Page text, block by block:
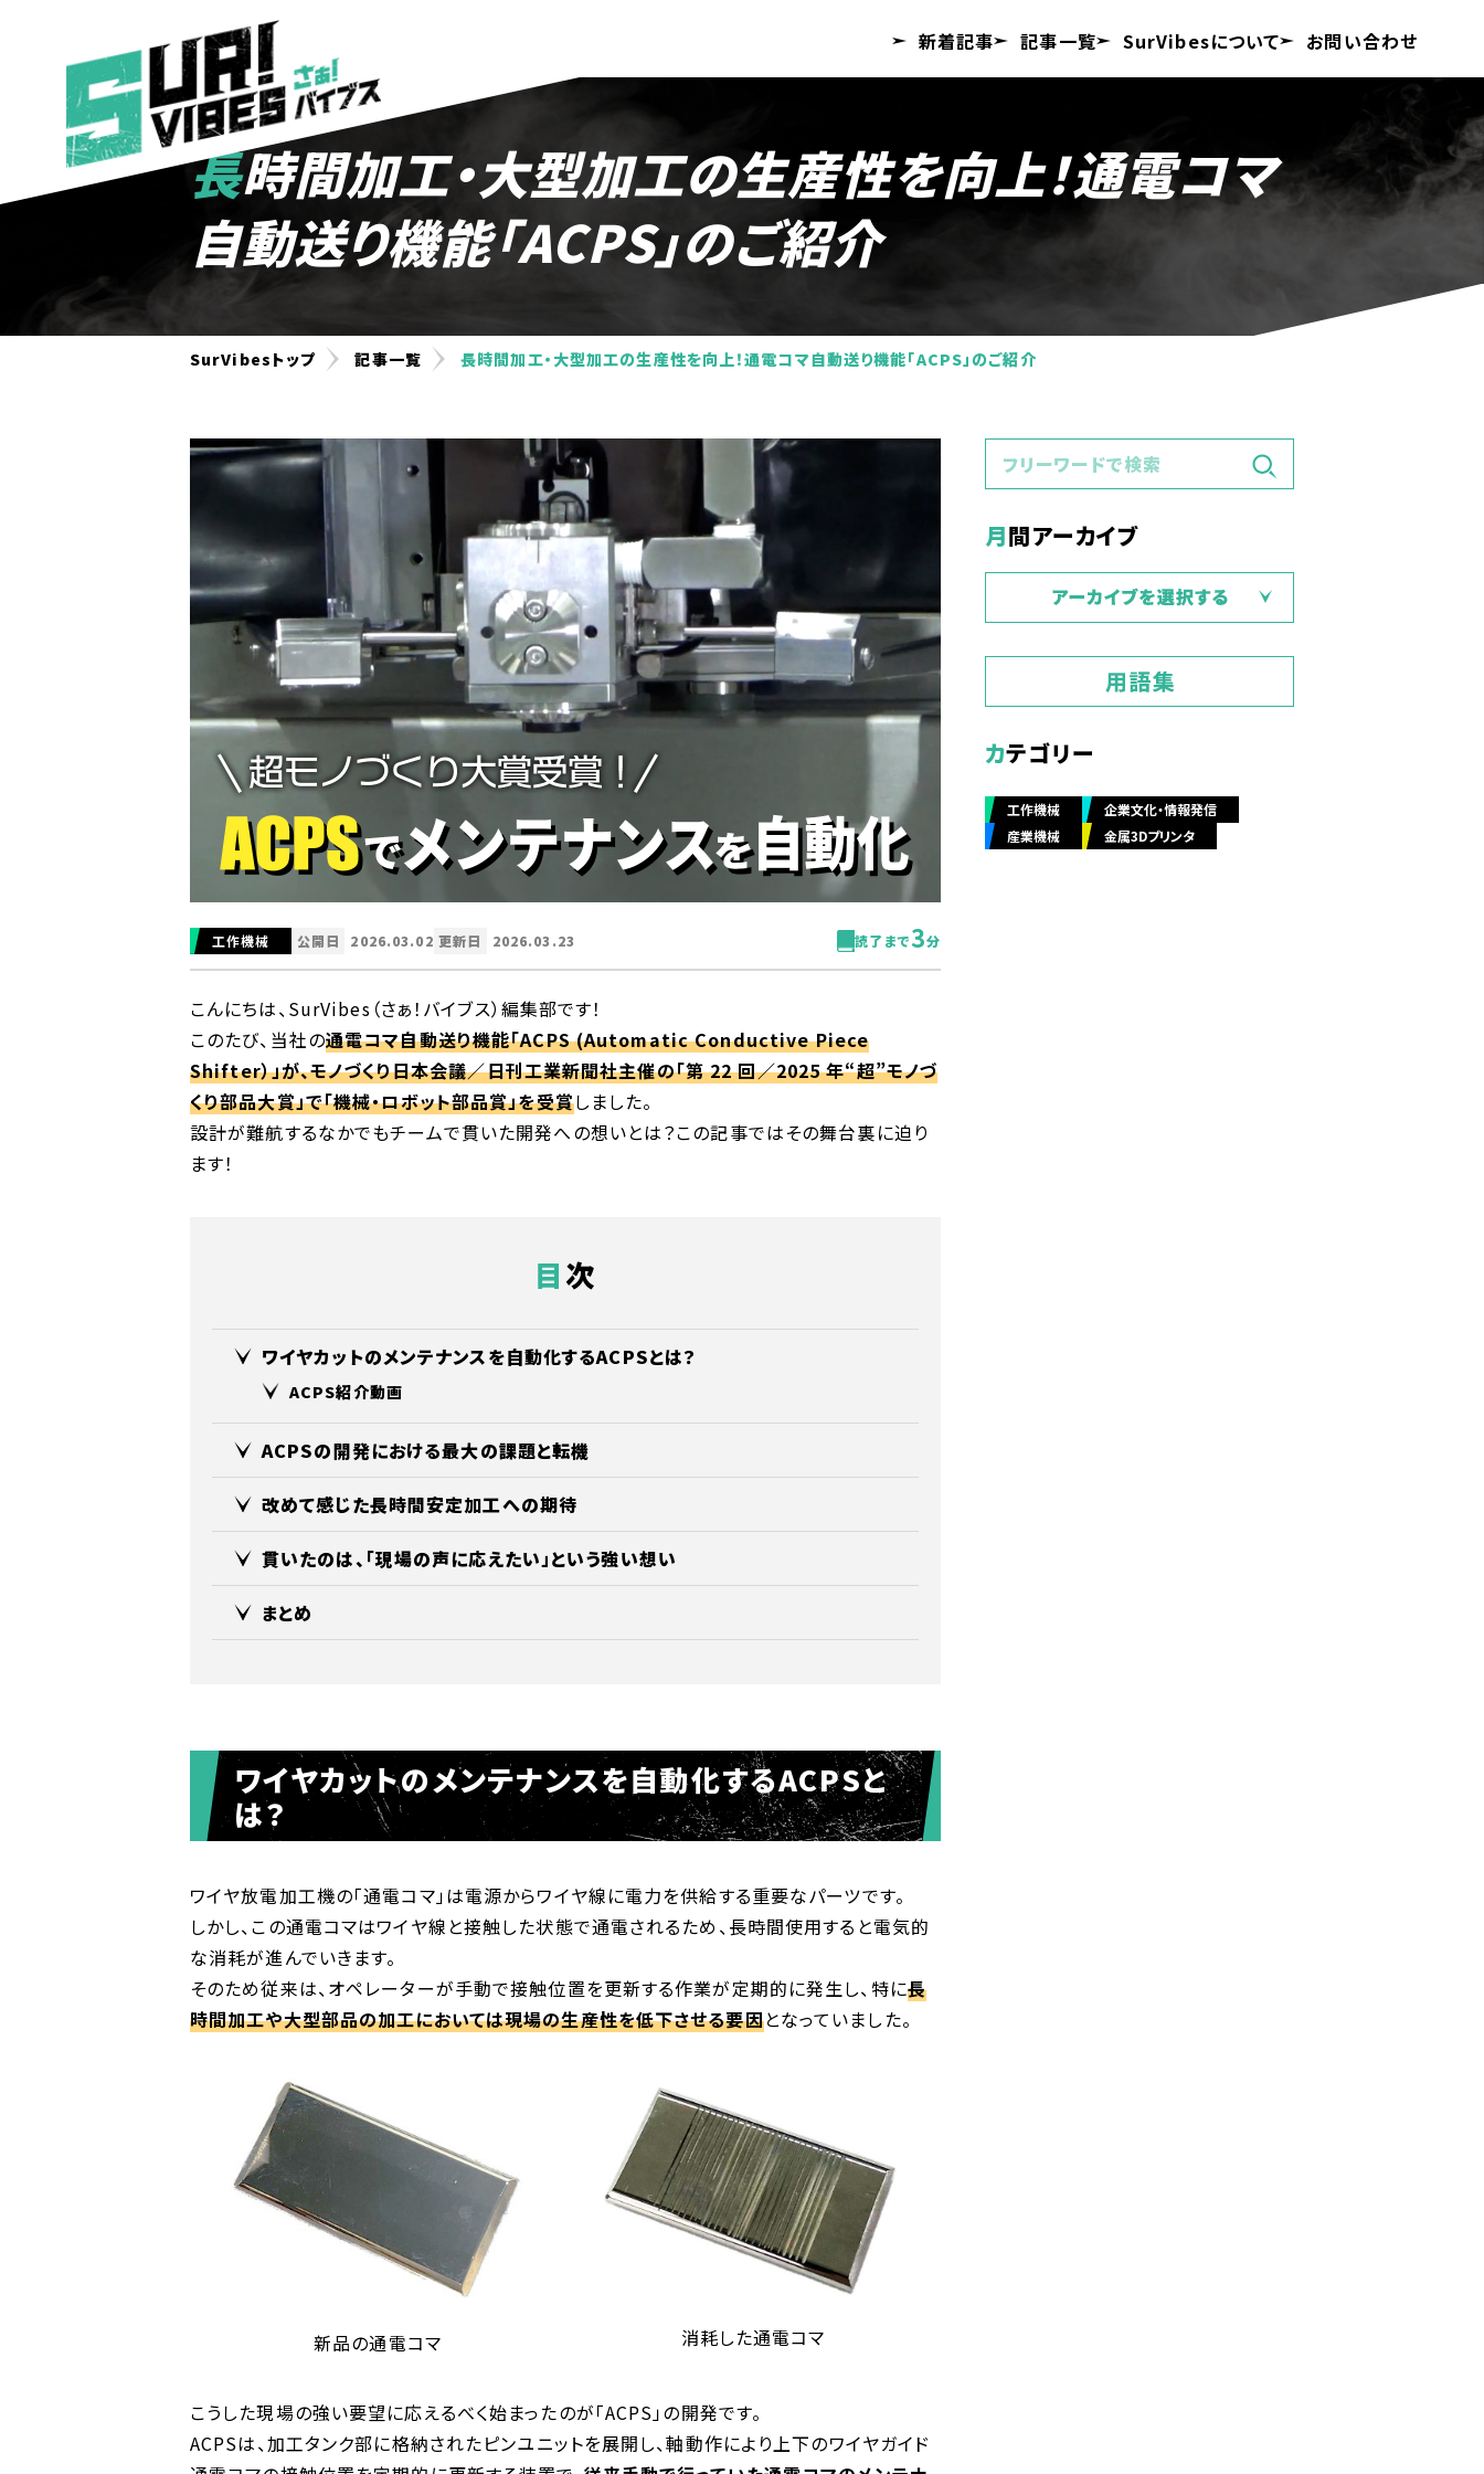
新着記事 記事一覧 SurVibesについて お問い合わせ
長時間加工・大型加工の生産性を向上！通電コマ
自動送り機能「ACPS」のご紹介
SurVibesトップ 記事一覧 長時間加工・大型加工の生産性を向上！通電コマ自動送り機能「ACPS」のご紹介
工作機械 公開日 2026.03.02 更新日 2026.03.23 読了まで3分
こんにちは、SurVibes（さぁ！バイブス）編集部です！
このたび、当社の通電コマ自動送り機能「ACPS (Automatic Conductive Piece
Shifter）」が、モノづくり日本会議／日刊工業新聞社主催の「第 22 回／2025 年“超”モノづ
くり部品大賞」で「機械・ロボット部品賞」を受賞しました。
設計が難航するなかでもチームで貫いた開発への想いとは？この記事ではその舞台裏に迫り
ます！
目次
ワイヤカットのメンテナンスを自動化するACPSとは？
ACPS紹介動画
ACPSの開発における最大の課題と転機
改めて感じた長時間安定加工への期待
貫いたのは、「現場の声に応えたい」という強い想い
まとめ
ワイヤカットのメンテナンスを自動化するACPSと
は？
ワイヤ放電加工機の「通電コマ」は電源からワイヤ線に電力を供給する重要なパーツです。
しかし、この通電コマはワイヤ線と接触した状態で通電されるため、長時間使用すると電気的
な消耗が進んでいきます。
そのため従来は、オペレーターが手動で接触位置を更新する作業が定期的に発生し、特に長
時間加工や大型部品の加工においては現場の生産性を低下させる要因となっていました。
新品の通電コマ 消耗した通電コマ
こうした現場の強い要望に応えるべく始まったのが「ACPS」の開発です。
ACPSは、加工タンク部に格納されたピンユニットを展開し、軸動作により上下のワイヤガイド
月間アーカイブ
カテゴリー
工作機械
企業文化・情報発信
産業機械
金属3Dプリンタ